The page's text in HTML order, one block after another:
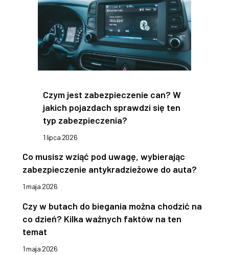
Czym jest zabezpieczenie can? W
jakich pojazdach sprawdzi się ten
typ zabezpieczenia?
1 lipca 2026
Co musisz wziąć pod uwagę, wybierając
zabezpieczenie antykradzieżowe do auta?
1 maja 2026
Czy w butach do biegania można chodzić na
co dzień? Kilka ważnych faktów na ten
temat
1 maja 2026